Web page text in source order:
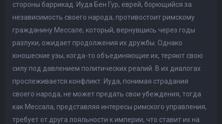
стороны баррикад. Иуда Бен Гур, еврей, борющийся за
независимость своего народа, противостоит римскому
гражданину Мессале, который, вернувшись через годы
разлуки, ожидает продолжения их дружбы. Однако
юношеские узы, когда-то объединяющие их, теряют свою
силу под давлением политических реалий. В их диалогах
прослеживается конфликт: Иуда, понимая страдания
своего народа, не может предать свои убеждения, тогда
как Мессала, представляя интересы римского управления,
требует от друга лояльности к империи, что ставит их на